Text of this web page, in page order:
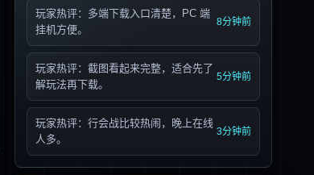
玩家热评：多端下载入口清楚，PC 端
挂机方便。
8分钟前
玩家热评：截图看起来完整，适合先了
解玩法再下载。
5分钟前
玩家热评：行会战比较热闹，晚上在线
人多。
3分钟前